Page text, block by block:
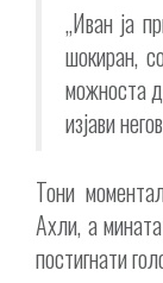
„Иван ја
шокиран,
можноста
изјави
Тони
Ахли, а
постигнати